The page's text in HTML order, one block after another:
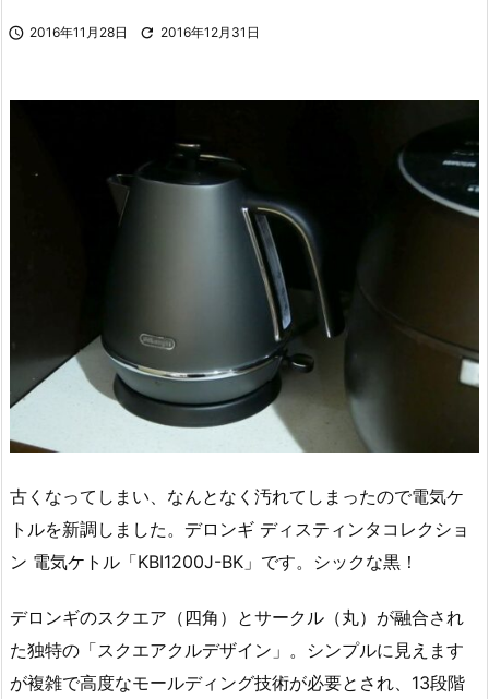
 2016年11月28日  2016年12月31日
古くなってしまい、なんとなく汚れてしまったので電気ケ
トルを新調しました。デロンギ ディスティンタコレクショ
ン 電気ケトル「KBI1200J-BK」です。シックな黒！
デロンギのスクエア（四角）とサークル（丸）が融合され
た独特の「スクエアクルデザイン」。シンプルに見えます
が複雑で高度なモールディング技術が必要とされ、13段階